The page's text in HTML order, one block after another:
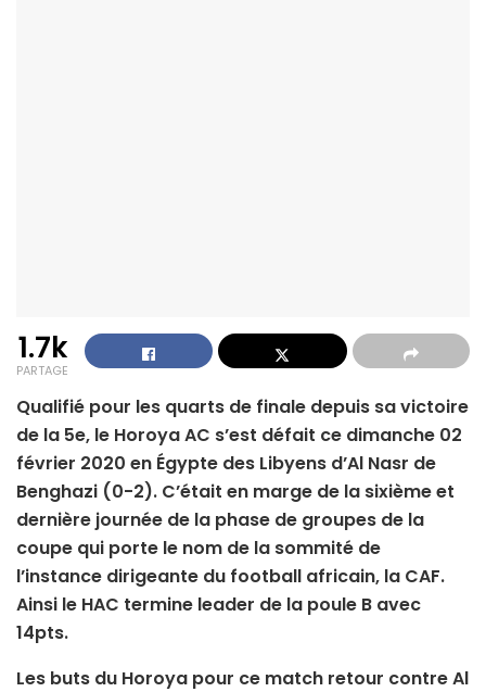
1.7k
PARTAGE
Qualifié pour les quarts de finale depuis sa victoire
de la 5e, le Horoya AC s’est défait ce dimanche 02
février 2020 en Égypte des Libyens d’Al Nasr de
Benghazi (0-2). C’était en marge de la sixième et
dernière journée de la phase de groupes de la
coupe qui porte le nom de la sommité de
l’instance dirigeante du football africain, la CAF.
Ainsi le HAC termine leader de la poule B avec
14pts.
Les buts du Horoya pour ce match retour contre Al